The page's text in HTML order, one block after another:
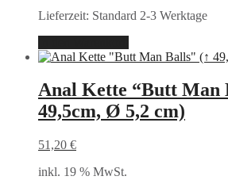
Lieferzeit: Standard 2-3 Werktage
Anal Kette “Butt Man
49,5cm, Ø 5,2 cm)
51,20 €
inkl. 19 % MwSt.